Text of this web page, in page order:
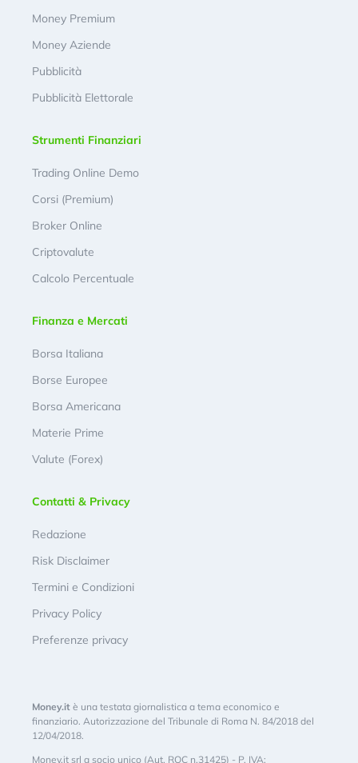
Money Premium
Money Aziende
Pubblicità
Pubblicità Elettorale
Strumenti Finanziari
Trading Online Demo
Corsi (Premium)
Broker Online
Criptovalute
Calcolo Percentuale
Finanza e Mercati
Borsa Italiana
Borse Europee
Borsa Americana
Materie Prime
Valute (Forex)
Contatti & Privacy
Redazione
Risk Disclaimer
Termini e Condizioni
Privacy Policy
Preferenze privacy
Money.it è una testata giornalistica a tema economico e
finanziario. Autorizzazione del Tribunale di Roma N. 84/2018 del
12/04/2018.
Money.it srl a socio unico (Aut. ROC n.31425) - P. IVA: